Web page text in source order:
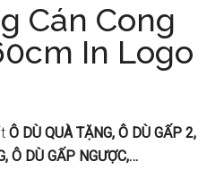
Cán Cong
In Logo
Ô DÙ QUÀ TẶNG, Ô DÙ GẤP 2,
Ô DÙ GẤP NGƯỢC,…